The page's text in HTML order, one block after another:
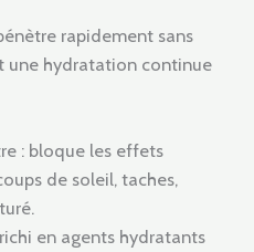
rapidement sans
une hydratation continue
: bloque les effets
de soleil, taches,
en agents hydratants